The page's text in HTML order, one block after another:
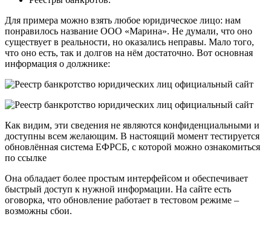
Для примера можно взять любое юридическое лицо: нам
понравилось название ООО «Марина». Не думали, что оно
существует в реальности, но оказались неправы. Мало того,
что оно есть, так и долгов на нём достаточно. Вот основная
информация о должнике:
Как видим, эти сведения не являются конфиденциальными и
доступны всем желающим. В настоящий момент тестируется
обновлённая система ЕФРСБ, с которой можно ознакомиться
по ссылке
Она обладает более простым интерфейсом и обеспечивает
быстрый доступ к нужной информации. На сайте есть
оговорка, что обновление работает в тестовом режиме –
возможны сбои.